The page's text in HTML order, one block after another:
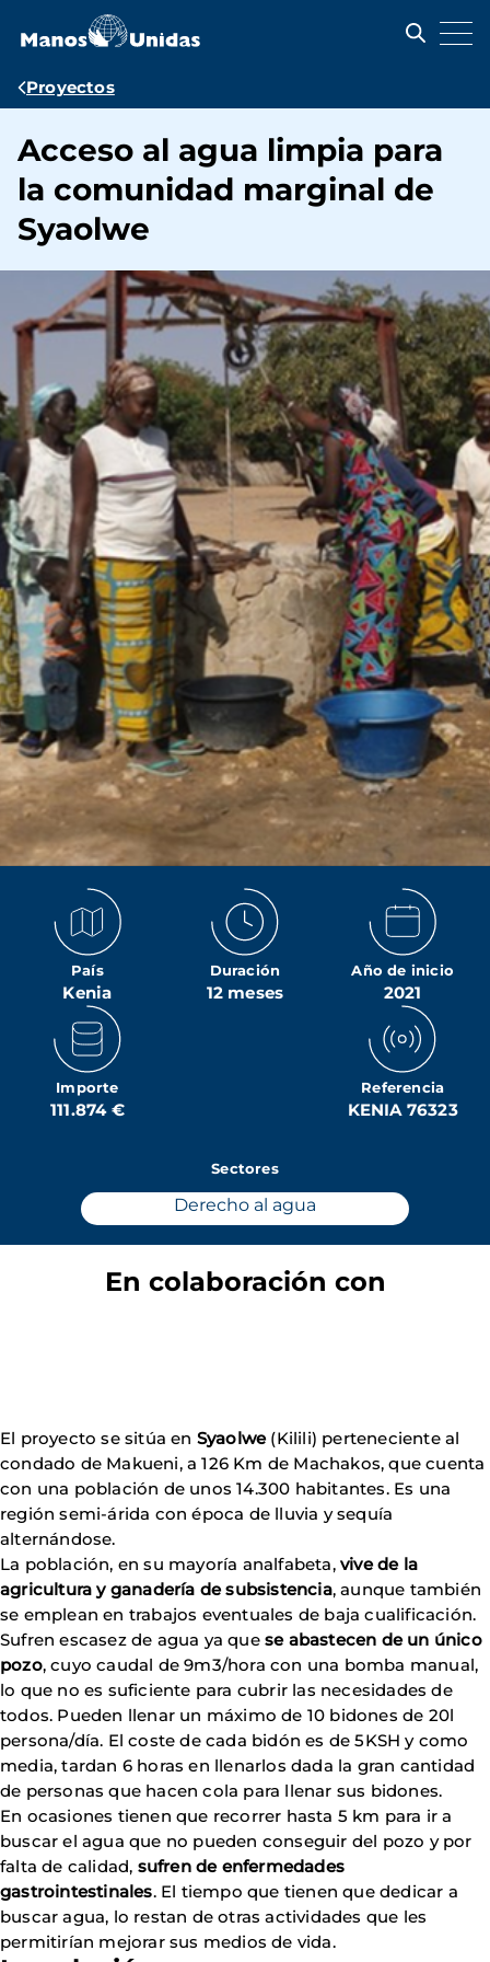
contenido
Ruta
navegación
Proyectos
Acceso al agua limpia para
la comunidad marginal de
Syaolwe
País
Kenia
Duración
12 meses
Año de inicio
2021
Importe
111.874 €
Referencia
KENIA 76323
Sectores
Derecho al agua
En colaboración con
El proyecto se sitúa en Syaolwe(Kilili) perteneciente al
condado de Makueni, a 126 Km de Machakos, que cuenta
con una población de unos 14.300 habitantes. Es una
región semi-árida con época de lluvia y sequía
alternándose.
La población, en su mayoría analfabeta, vive de la
agricultura y ganadería de subsistencia, aunque también
se emplean en trabajos eventuales de baja cualificación.
Sufren escasez de agua ya que se abastecen de un único
pozo, cuyo caudal de 9m3/hora con una bomba manual,
lo que no es suficiente para cubrir las necesidades de
todos. Pueden llenar un máximo de 10 bidones de 20l
persona/día. El coste de cada bidón es de 5KSH y como
media, tardan 6 horas en llenarlos dada la gran cantidad
de personas que hacen cola para llenar sus bidones.
En ocasiones tienen que recorrer hasta 5 km para ir a
buscar el agua que no pueden conseguir del pozo y por
falta de calidad, sufren de enfermedades
gastrointestinales. El tiempo que tienen que dedicar a
buscar agua, lo restan de otras actividades que les
permitirían mejorar sus medios de vida.